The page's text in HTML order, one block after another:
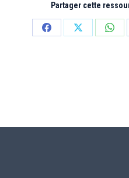
Partager cette
PartagerPartager